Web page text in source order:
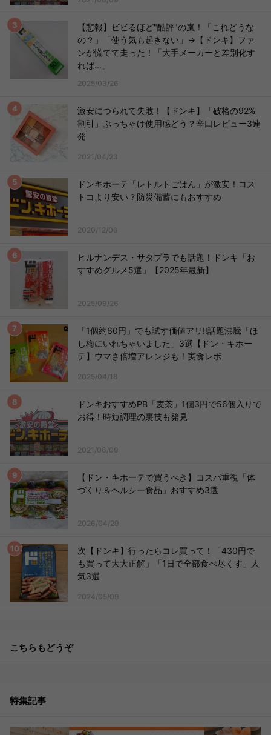
【悲報】ビビるほど"酷評"の嵐！「これどうな
の？」「使う気も起きない」→【ドンキ】ファ
ンが慌てて走った！「大手メーカーと差別化す
れば...」
2025/03/26
激安につられて失敗！【ドンキ】「破格の92%
割引」ぶっちゃけ使用感どう？辛口レビュー3連
発
2021/04/23
ドンキホーテ「レトルトごはん」が激安！コス
トコより安い？防災備蓄にもおすすめ
2020/12/06
ヒルナンデス・サタプラでも話題！ドンキ「お
すすめグルメ5選」【2025年最新】
2025/09/26
「1個約60円」でも試す価値アリ!!話題沸騰「ほ
し梅にいれちゃいました」3選【ドン・キホー
テ】ウマさ倍増アレンジも！実食レポ
2025/04/18
ドンキおすすめPB「麦茶」1個3円で56個入りで
お得！時短調理の裏技も発見
2021/06/09
【ドン・キホーテで買うべき】コスパ重視「体
づくり＆ヘルシー食品」おすすめ3選
2026/04/29
次【ドンキ】行ったらコレ買って！「430円で
も買って大大正解」「1日で全部食べ尽くす」人
気3選
2024/05/09
こちらもどうぞ
特集記事